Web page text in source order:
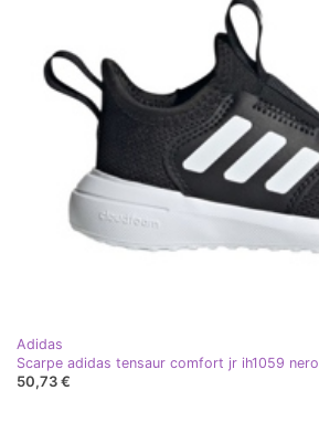
Adidas
Scarpe adidas tensaur comfort jr ih1059 nero
50,73 €